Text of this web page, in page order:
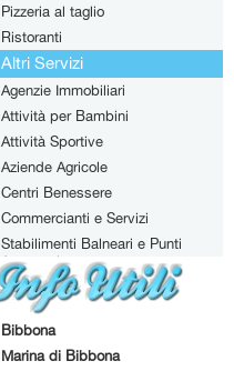
Pizzeria al taglio
Ristoranti
Altri Servizi
Agenzie Immobiliari
Attività per Bambini
Attività Sportive
Aziende Agricole
Centri Benessere
Commercianti e Servizi
Stabilimenti Balneari e Punti
Attrezzati
Bibbona
Marina di Bibbona